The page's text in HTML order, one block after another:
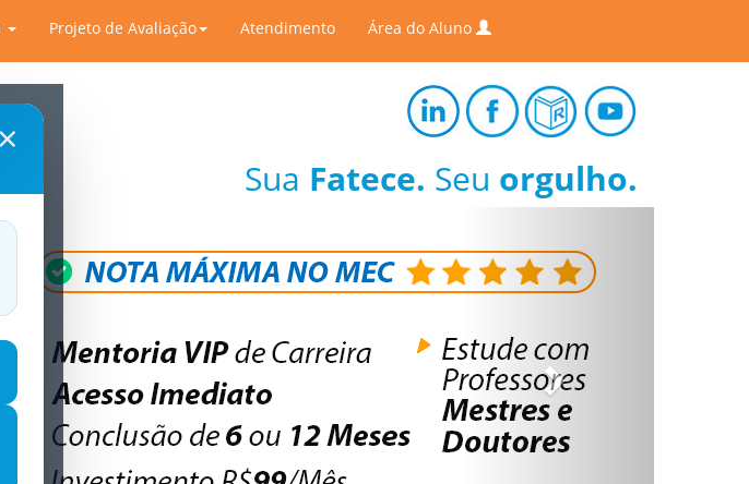
Projeto de Avaliação Atendimento Área do Aluno
×
Sua Fatece. Seu orgulho.